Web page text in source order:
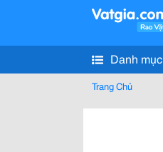
Danh mục
Trang Chủ